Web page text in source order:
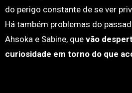
do perigo constante de se ver
Há também problemas do
Ahsoka e Sabine, que vão
curiosidade em torno do que